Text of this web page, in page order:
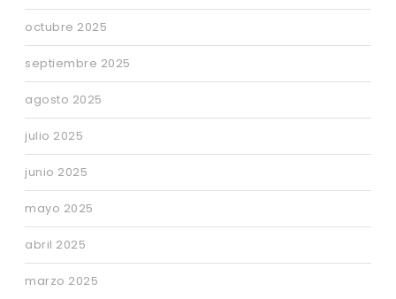
octubre 2025
septiembre 2025
agosto 2025
julio 2025
junio 2025
mayo 2025
abril 2025
marzo 2025